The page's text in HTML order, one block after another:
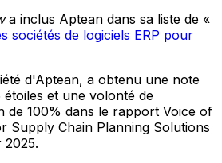
a inclus Aptean dans sa liste de «
sociétés de logiciels ERP pour
d'Aptean, a obtenu une note
et une volonté de
de 100% dans le rapport Voice of
Supply Chain Planning Solutions